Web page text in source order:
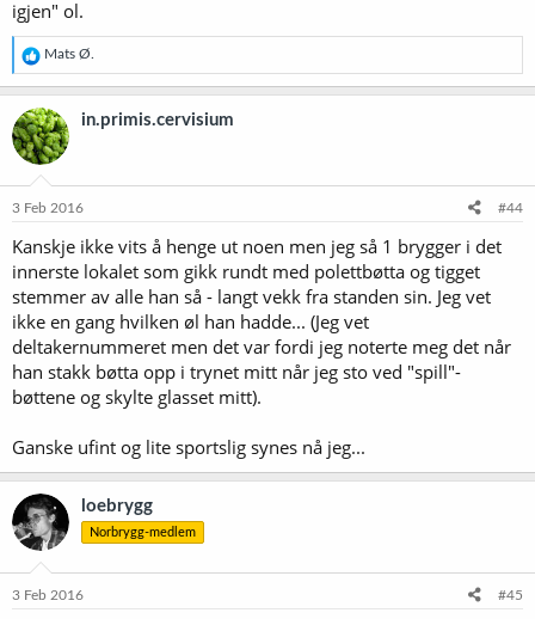
igjen" ol.
R
e
a
k
s
j
o
e
:
Mats Ø.
in.primis.cervisium
3 Feb 2016 #44
Kanskje ikke vits å henge ut noen men jeg så 1 brygger i det
innerste lokalet som gikk rundt med polettbøtta og tigget
stemmer av alle han så - langt vekk fra standen sin. Jeg vet
ikke en gang hvilken øl han hadde... (Jeg vet
deltakernummeret men det var fordi jeg noterte meg det når
han stakk bøtta opp i trynet mitt når jeg sto ved "spill"-
bøttene og skylte glasset mitt).
Ganske ufint og lite sportslig synes nå jeg...
loebrygg
Norbrygg-medlem
3 Feb 2016 #45